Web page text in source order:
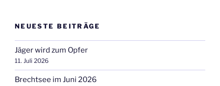
NEUESTE BEITRÄGE
Jäger wird zum Opfer
11. Juli 2026
Brechtsee im Juni 2026